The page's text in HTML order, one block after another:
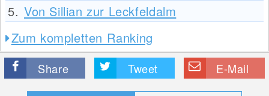
5. Von Sillian zur Leckfeldalm
Zum kompletten Ranking
Share Tweet E-Mail